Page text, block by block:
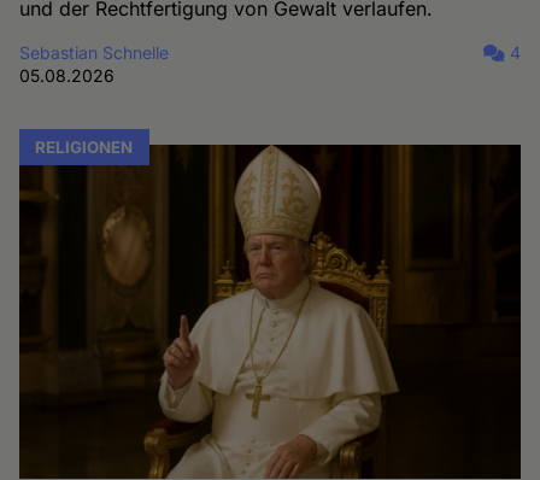
und der Rechtfertigung von Gewalt verlaufen.
Sebastian Schnelle
05.08.2026
4
RELIGIONEN